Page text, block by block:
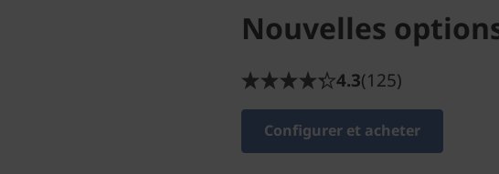
Nouvelles
4.3(125)
Configurer et acheter